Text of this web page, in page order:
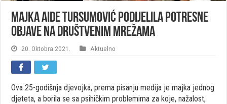
Majka Aide Tursumović podijelila potresne
objave na društvenim mrežama
20. Oktobra 2021. Aktuelno
Ova 25-godišnja djevojka, prema pisanju medija je majka jednog
djeteta, a borila se sa psihičkim problemima za koje, nažalost,